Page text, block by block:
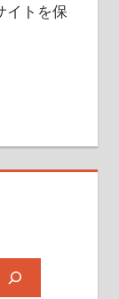
イトを保